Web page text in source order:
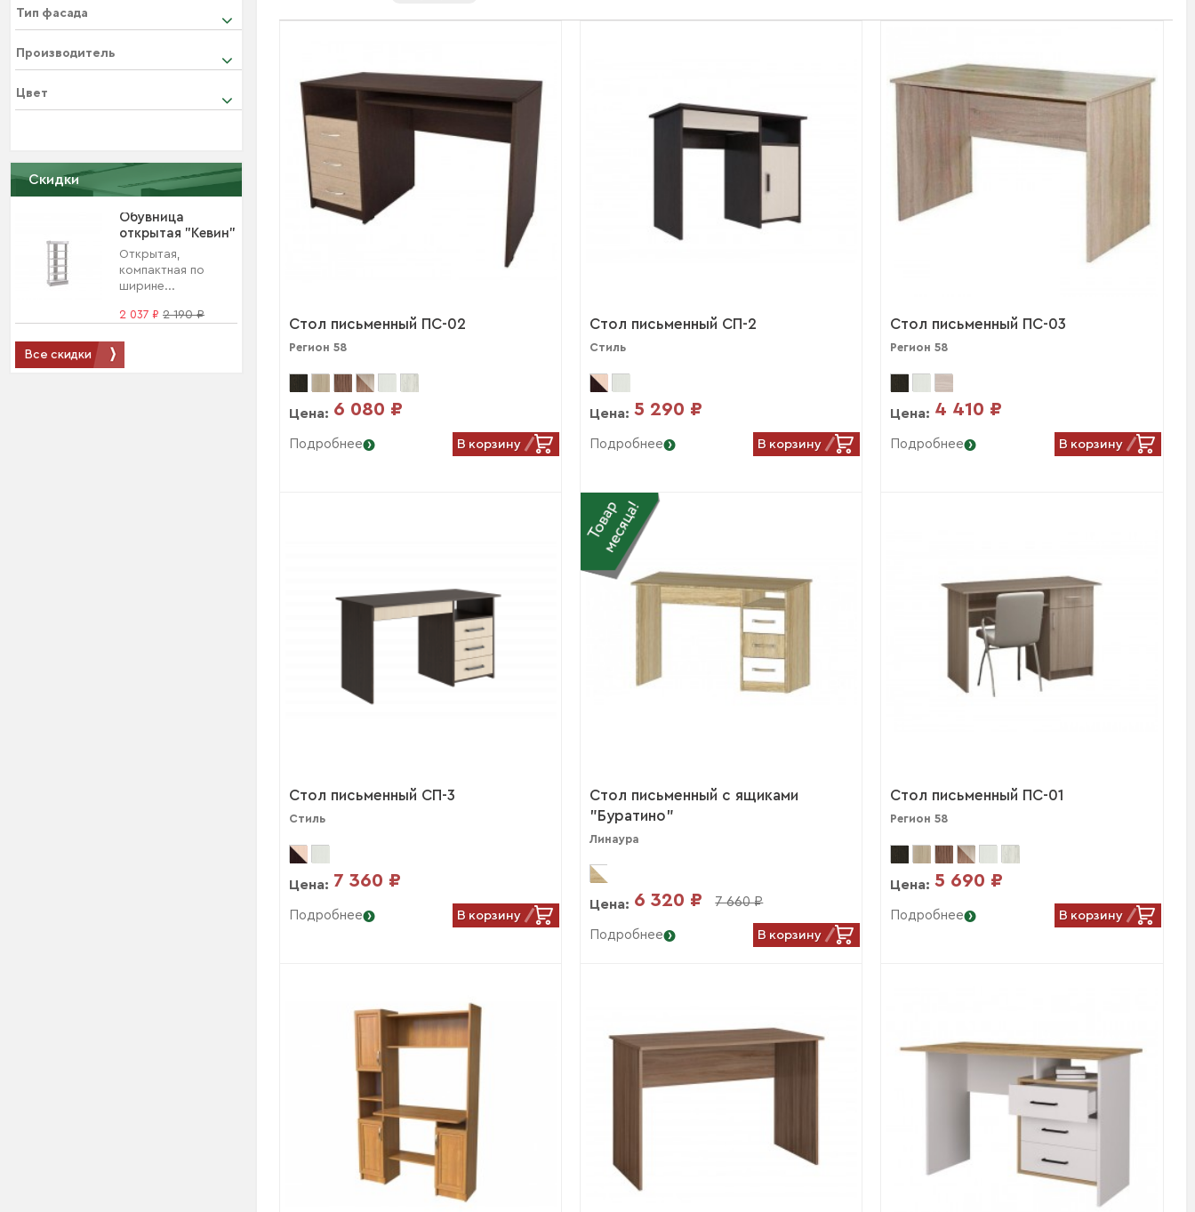
Тип фасада
Производитель
Цвет
Скидки
Обувница
открытая "Кевин"
Открытая,
компактная по
ширине...
2 037 ₽ 2 190 ₽
Все скидки
Стол письменный ПС-02
Регион 58
Цена: 6 080 ₽
Подробнее В корзину
Стол письменный СП-2
Стиль
Цена: 5 290 ₽
Подробнее В корзину
Стол письменный ПС-03
Регион 58
Цена: 4 410 ₽
Подробнее В корзину
Стол письменный СП-3
Стиль
Цена: 7 360 ₽
Подробнее В корзину
Стол письменный с ящиками
"Буратино"
Линаура
Цена: 6 320 ₽ 7 660 ₽
Подробнее В корзину
Стол письменный ПС-01
Регион 58
Цена: 5 690 ₽
Подробнее В корзину